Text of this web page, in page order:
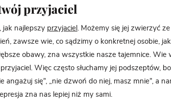
przyjaciel
jak najlepszy przyjaciel
. Możemy się jej zwierzyć
zawsze wie, co sądzimy o konkretnej osobie,
obawy, zna wszystkie nasze tajemnice. Wie
Więc często słuchamy jej podszeptów,
angażuj się”, „nie dzwoń do niej, masz mnie”, a
zna nas lepiej niż my sami.